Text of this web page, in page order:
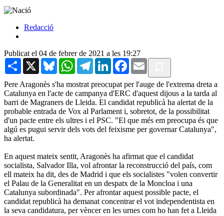
Redacció
Publicat el 04 de febrer de 2021 a les 19:27
Share X BlueskyWhatsAppTelegramLinkedInFacebook
Email
Pere Aragonès s'ha mostrat preocupat per l'auge de l'extrema dreta a
Catalunya en l'acte de campanya d'ERC d'aquest dijous a la tarda al
barri de Magraners de Lleida. El candidat republicà ha alertat de la
probable entrada de Vox al Parlament i, sobretot, de la possibilitat
d'un pacte entre els ultres i el PSC. "El que més em preocupa és que
algú es pugui servir dels vots del feixisme per governar Catalunya",
ha alertat.
En aquest mateix sentit, Aragonès ha afirmat que el candidat
socialista, Salvador Illa, vol afrontar la reconstrucció del país, com
ell mateix ha dit, des de Madrid i que els socialistes "volen convertir
el Palau de la Generalitat en un despatx de la Moncloa i una
Catalunya subordinada". Per afrontar aquest possible pacte, el
candidat republicà ha demanat concentrar el vot independentista en
la seva candidatura, per vèncer en les urnes com ho han fet a Lleida